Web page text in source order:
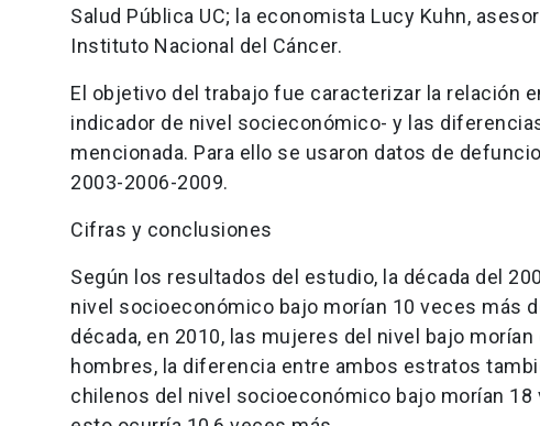
Salud Pública UC; la economista Lucy Kuhn,
Instituto Nacional del Cáncer.
El objetivo del trabajo fue caracterizar la relación
indicador de nivel socieconómico- y las
mencionada. Para ello se usaron datos de
2003-2006-2009.
Cifras y conclusiones
Según los resultados del estudio, la década del
nivel socioeconómico bajo morían 10 veces más
década, en 2010, las mujeres del nivel bajo
hombres, la diferencia entre ambos estratos
chilenos del nivel socioeconómico bajo morían